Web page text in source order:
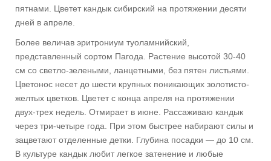
пятнами. Цветет кандык сибирский на протяжении десяти
дней в апреле.
Более величав эритрониум туоламнийский,
представленный сортом Пагода. Растение высотой 30-40
см со светло-зелеными, ланцетными, без пятен листьями.
Цветонос несет до шести крупных поникающих золотисто-
желтых цветков. Цветет с конца апреля на протяжении
двух-трех недель. Отмирает в июне. Рассаживаю кандык
через три-четыре года. При этом быстрее набирают силы и
зацветают отделенные детки. Глубина посадки — до 10 см.
В культуре кандык любит легкое затенение и любые